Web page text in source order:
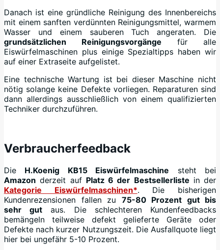
Danach ist eine gründliche Reinigung des Innenbereichs
mit einem sanften verdünnten Reinigungsmittel, warmem
Wasser und einem sauberen Tuch angeraten. Die
grundsätzlichen Reinigungsvorgänge für alle
Eiswürfelmaschinen plus einige Spezialtipps haben wir
auf einer Extraseite aufgelistet.
Eine technische Wartung ist bei dieser Maschine nicht
nötig solange keine Defekte vorliegen. Reparaturen sind
dann allerdings ausschließlich von einem qualifizierten
Techniker durchzuführen.
Verbraucherfeedback
Die H.Koenig KB15 Eiswürfelmaschine steht bei
Amazon derzeit auf Platz 6 der Bestsellerliste in der
Kategorie Eiswürfelmaschinen*. Die bisherigen
Kundenrezensionen fallen zu 75-80 Prozent gut bis
sehr gut aus. Die schlechteren Kundenfeedbacks
bemängeln teilweise defekt gelieferte Geräte oder
Defekte nach kurzer Nutzungszeit. Die Ausfallquote liegt
hier bei ungefähr 5-10 Prozent.